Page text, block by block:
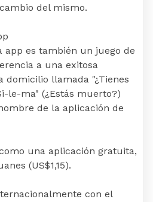
del mismo.
app es también un juego de
a una exitosa
domicilio llamada "¿Tienes
le-ma" (¿Estás muerto?)
de la aplicación de
una aplicación gratuita,
(US$1,15).
con el